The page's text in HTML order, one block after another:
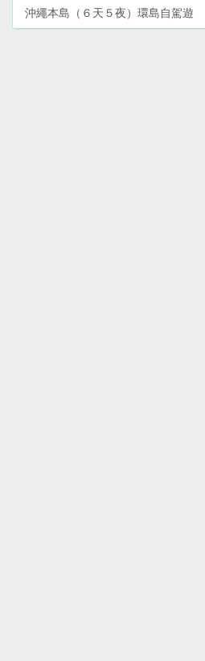
沖繩本島（６天５夜）環島自駕遊